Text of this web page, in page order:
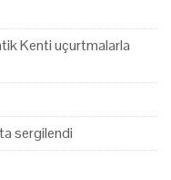
Kenti uçurtmalarla
sergilendi